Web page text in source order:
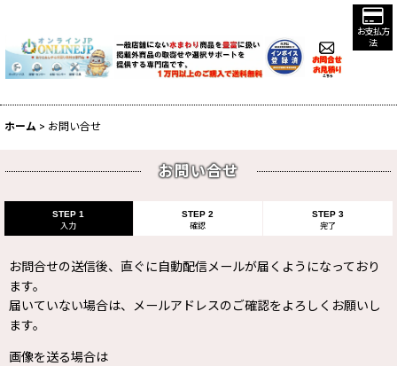
お支払方
法
ホーム > お問い合せ
お問い合せ
STEP 1
入力
STEP 2
確認
STEP 3
完了
お問合せの送信後、直ぐに自動配信メールが届くようになっており
ます。
届いていない場合は、メールアドレスのご確認をよろしくお願いし
ます。
画像を送る場合は